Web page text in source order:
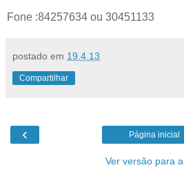
Fone :84257634 ou 30451133
postado em 19.4.13
Compartilhar
‹ Página inicial
Ver versão para